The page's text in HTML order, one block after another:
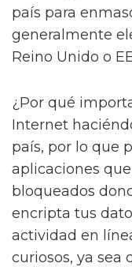
país para
generalmente
Reino Unido o
¿Por qué
Internet
país, por lo que
aplicaciones
bloqueados
encripta tus
actividad en
curiosos, ya sea